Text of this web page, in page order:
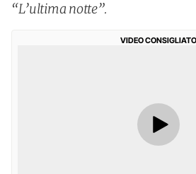
“L’ultima notte”.
VIDEO CONSIGLIATO